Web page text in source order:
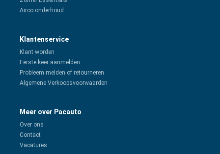
Airco onderhoud
Klantenservice
Klant worden
Eerste keer aanmelden
Probleem melden of retourneren
Algemene Verkoopsvoorwaarden
Meer over Pacauto
Over ons
Contact
Vacatures